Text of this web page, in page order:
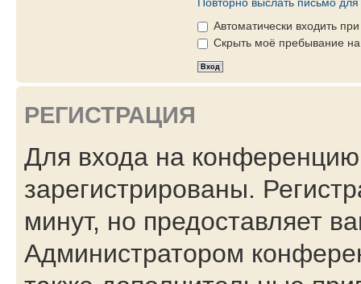
Автоматически входить
Скрыть моё пребывание
РЕГИСТРАЦИЯ
Для входа на
зарегистрированы.
минут, но предоставляет
Администратором